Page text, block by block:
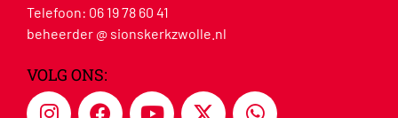
Telefoon: 06 19 78 60 41
beheerder @ sionskerkzwolle.nl
VOLG ONS: